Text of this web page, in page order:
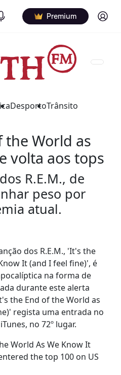
Premium Log in
DesportoTrânsito
the World as
volta aos tops
R.E.M., de
peso por
atual.
dos R.E.M., 'It's the
It (and I feel fine)', é
na forma de
durante este alerta
the End of the World as
regista uma entrada no
no 72º lugar.
World As We Know It
the top 100 on US